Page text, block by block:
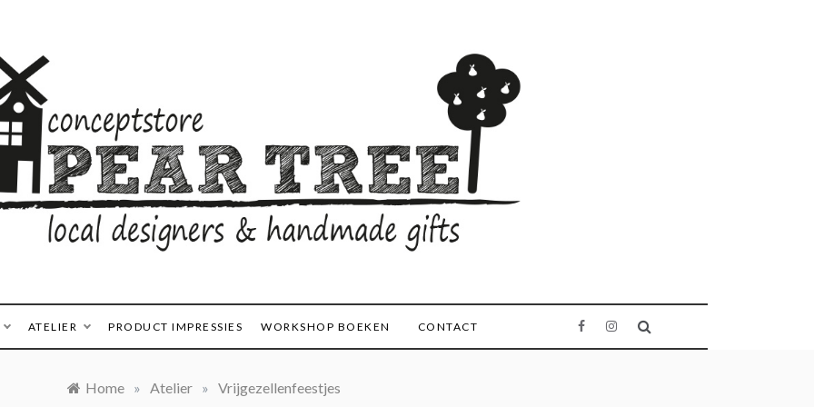
ATELIER PRODUCT IMPRESSIES WORKSHOP BOEKEN CONTACT
Home » Atelier » Vrijgezellenfeestjes